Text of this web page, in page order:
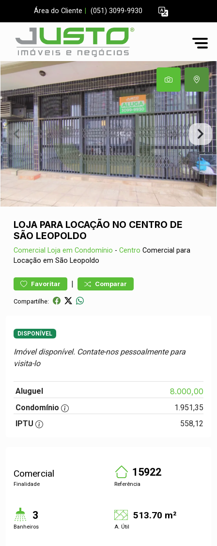
Área do Cliente (051) 3099-9930
LOJA PARA LOCAÇÃO NO CENTRO DE
SÃO LEOPOLDO
Comercial Loja em Condomínio - Centro Comercial para
Locação em São Leopoldo
Favoritar | Comparar
Compartilhe:
DISPONÍVEL
Imóvel disponível. Contate-nos pessoalmente para
visita-lo
Aluguel 8.000,00
Condomínio
1.951,35
IPTU
558,12
Comercial
Finalidade
15922
Referência
3
Banheiros
513.70 m²
A. Útil